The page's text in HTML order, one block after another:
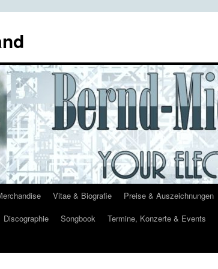
Vitae & Biografie Preise & Auszeichnungen
Discographie Songbook Termine, Konzerte & Events